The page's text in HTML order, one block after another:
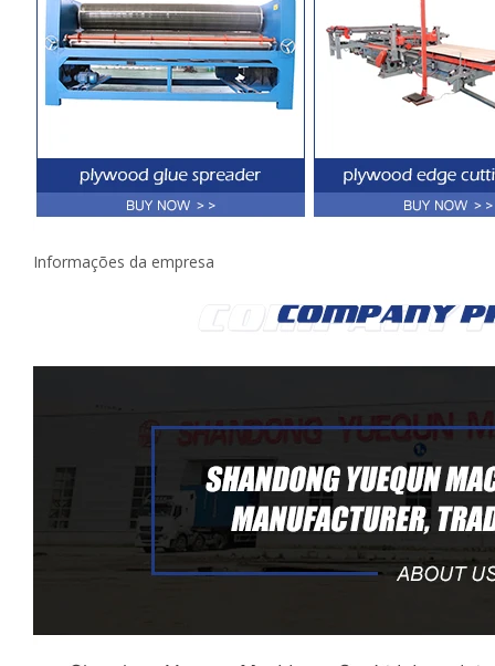
Informações da empresa